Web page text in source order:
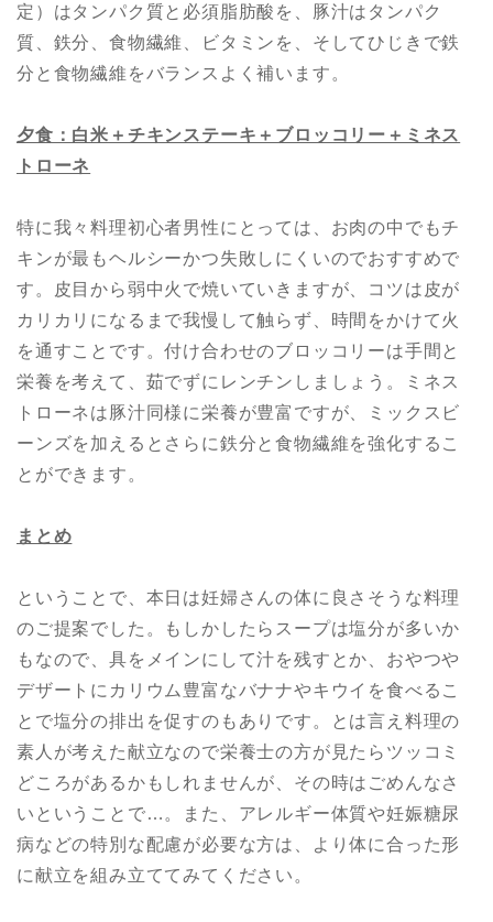
定）はタンパク質と必須脂肪酸を、豚汁はタンパク
質、鉄分、食物繊維、ビタミンを、そしてひじきで鉄
分と食物繊維をバランスよく補います。
夕食：白米＋チキンステーキ＋ブロッコリー＋ミネス
トローネ
特に我々料理初心者男性にとっては、お肉の中でもチ
キンが最もヘルシーかつ失敗しにくいのでおすすめで
す。皮目から弱中火で焼いていきますが、コツは皮が
カリカリになるまで我慢して触らず、時間をかけて火
を通すことです。付け合わせのブロッコリーは手間と
栄養を考えて、茹でずにレンチンしましょう。ミネス
トローネは豚汁同様に栄養が豊富ですが、ミックスビ
ーンズを加えるとさらに鉄分と食物繊維を強化するこ
とができます。
まとめ
ということで、本日は妊婦さんの体に良さそうな料理
のご提案でした。もしかしたらスープは塩分が多いか
もなので、具をメインにして汁を残すとか、おやつや
デザートにカリウム豊富なバナナやキウイを食べるこ
とで塩分の排出を促すのもありです。とは言え料理の
素人が考えた献立なので栄養士の方が見たらツッコミ
どころがあるかもしれませんが、その時はごめんなさ
いということで…。また、アレルギー体質や妊娠糖尿
病などの特別な配慮が必要な方は、より体に合った形
に献立を組み立ててみてください。